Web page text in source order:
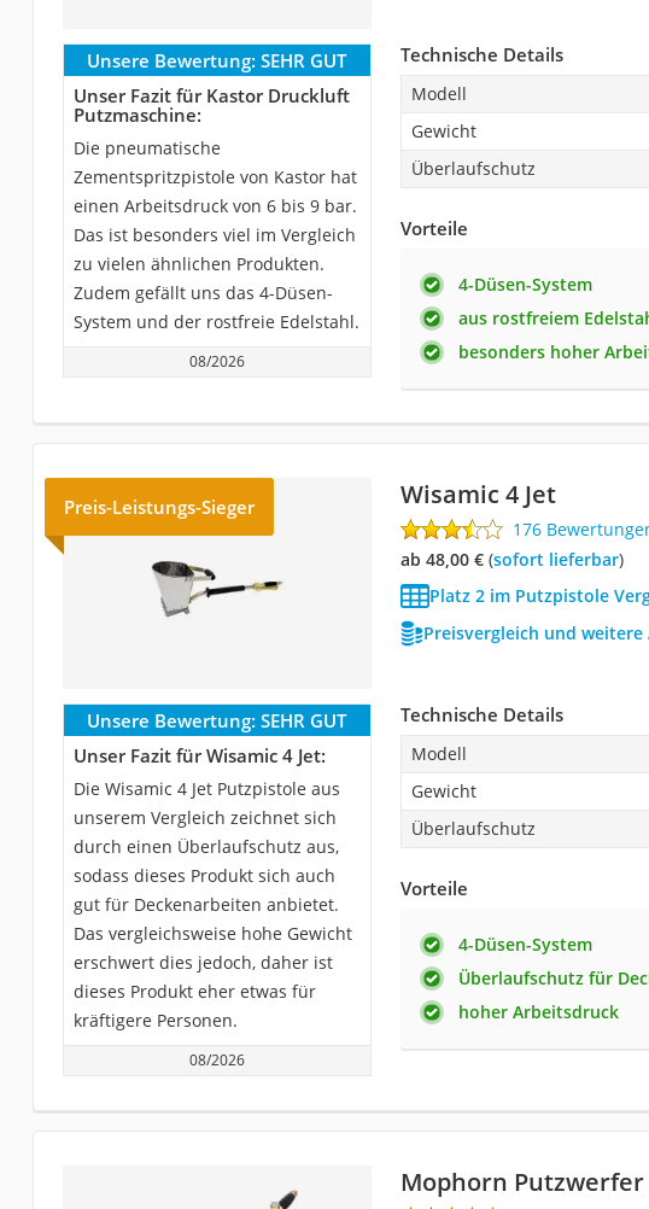
Unsere Bewertung: SEHR GUT
Unser Fazit für Kastor Druckluft
Putzmaschine:
Die pneumatische
Zementspritzpistole von Kastor hat
einen Arbeitsdruck von 6 bis 9 bar.
Das ist besonders viel im Vergleich
zu vielen ähnlichen Produkten.
Zudem gefällt uns das 4-Düsen-
System und der rostfreie Edelstahl.
08/2026
Technische Details
Modell
Gewicht
Überlaufschutz
Vorteile
4-Düsen-System
aus rostfreiem
besonders hoher
Preis-Leistungs-Sieger Wisamic 4 Jet
176
ab 48,00 €( Sofort lieferbar)
Platz 2 im Putzpistole
Preisvergleich und weitere
Unsere Bewertung: SEHR GUT
Unser Fazit für Wisamic 4 Jet:
Die Wisamic 4 Jet Putzpistole aus
unserem Vergleich zeichnet sich
durch einen Überlaufschutz aus,
sodass dieses Produkt sich auch
gut für Deckenarbeiten anbietet.
Das vergleichsweise hohe Gewicht
erschwert dies jedoch, daher ist
dieses Produkt eher etwas für
kräftigere Personen.
08/2026
Technische Details
Modell
Gewicht
Überlaufschutz
Vorteile
4-Düsen-System
Überlaufschutz für
hoher Arbeitsdruck
Mophorn Putzwerfer